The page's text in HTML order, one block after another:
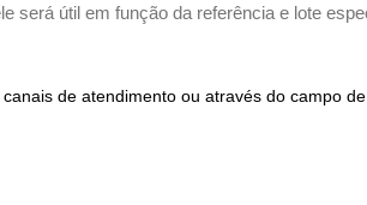
será útil em função da referência e lote
de atendimento ou através do campo